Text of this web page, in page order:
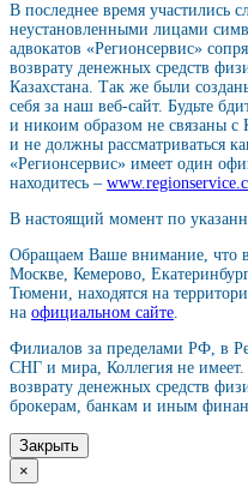
В последнее время участились
неустановленными лицами
адвокатов «Регионсервис»
возврату денежных средств
Казахстана. Так же были
себя за наш веб-сайт. Будьте
и никоим образом не связаны с
и не должны рассматриваться
«Регионсервис» имеет один
находитесь –
В настоящий момент по
Обращаем Ваше внимание, что
Москве, Кемерово,
Тюмени, находятся на
на официальном сайте.
Филиалов за пределами РФ, в
СНГ и мира, Коллегия не имеет.
возврату денежных средств
брокерам, банкам и иным
Закрыть
×